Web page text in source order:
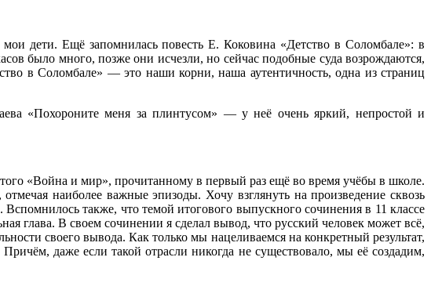
дети. Ещё запомнилась повесть Е. Коковина «Детство в Соломбале»: в
было много, позже они исчезли, но сейчас подобные суда возрождаются,
в Соломбале» — это наши корни, наша аутентичность, одна из страниц
«Похороните меня за плинтусом» — у неё очень яркий, непростой и
«Война и мир», прочитанному в первый раз ещё во время учёбы в школе.
наиболее важные эпизоды. Хочу взглянуть на произведение сквозь
также, что темой итогового выпускного сочинения в 11 классе
глава. В своем сочинении я сделал вывод, что русский человек может всё,
своего вывода. Как только мы нацеливаемся на конкретный результат,
даже если такой отрасли никогда не существовало, мы её создадим,